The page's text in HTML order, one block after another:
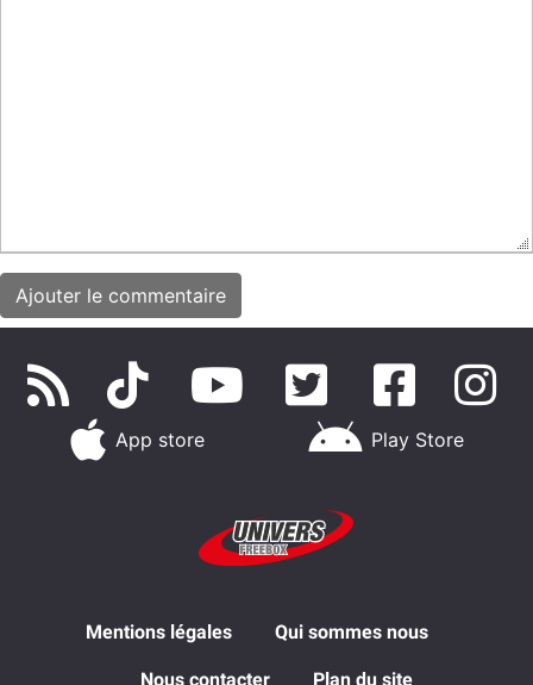
App store Play Store
Mentions légales Qui sommes nous
Nous contacter Plan du site